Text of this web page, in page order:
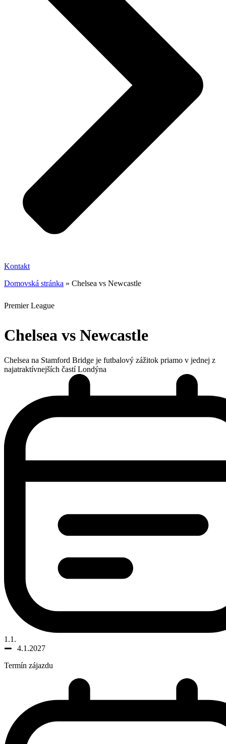
Kontakt
Domovská stránka » Chelsea vs Newcastle
Premier League
Chelsea vs Newcastle
Chelsea na Stamford Bridge je futbalový zážitok priamo v jednej z
najatraktívnejších častí Londýna
1.1.
4.1.2027
Termín zájazdu